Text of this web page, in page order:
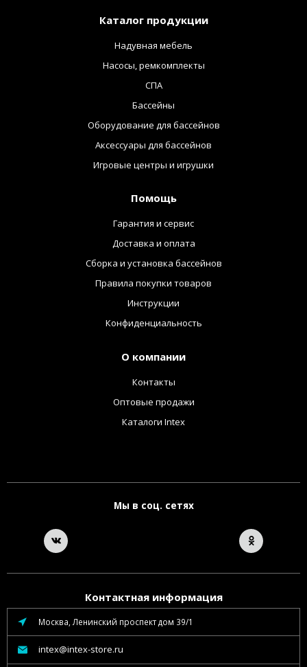
Каталог продукции
Надувная мебель
Насосы, ремкомплекты
СПА
Бассейны
Оборудование для бассейнов
Аксессуары для бассейнов
Игровые центры и игрушки
Помощь
Гарантия и сервис
Доставка и оплата
Сборка и установка бассейнов
Правила покупки товаров
Инструкции
Конфиденциальность
О компании
Контакты
Оптовые продажи
Каталоги Intex
Мы в соц. сетях
Контактная информация
Москва, Ленинский проспект дом 39/1
intex@intex-store.ru